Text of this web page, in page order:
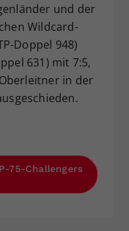
und der
Wildcard-
Doppel 948)
631) mit 7:5,
in der
75-Challengers